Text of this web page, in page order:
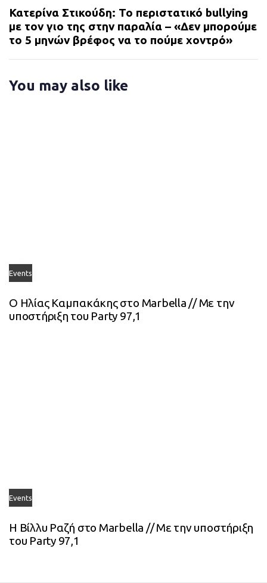
r
t
i
c
e
x
t
A
r
t
c
Κατερίνα Στικούδη: Το περιστατικό bullying
με τον γιο της στην παραλία – «Δεν μπορούμε
το 5 μηνών βρέφος να το πούμε χοντρό»
You may also like
Events
Ο Ηλίας Καμπακάκης στο Marbella // Με την
υποστήριξη του Party 97,1
Events
Η Βίλλυ Ραζή στο Marbella // Με την υποστήριξη
του Party 97,1